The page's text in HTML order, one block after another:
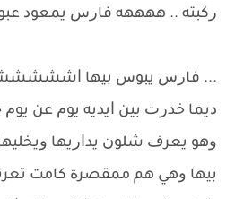
ﺭﻛﺒﺘﻪ .. ﻫﻬﻬﻬﻪ ﻓﺎﺭﺱ ﻳﻤﻌﻮﺩ
... ﻓﺎﺭﺱ ﻳﺒﻮﺱ ﺑﻴﻬﺎ
ﺩﻳﻤﺎ ﺧﺪﺭﺕ ﺑﻴﻦ ﺍﻳﺪﻳﻪ ﻳﻮﻡ ﻋﻦ
ﻭﻫﻮ ﻳﻌﺮﻑ ﺷﻠﻮﻥ ﻳﺪﺍﺭﻳﻬﺎ
ﺑﻴﻬﺎ ﻭﻫﻲ ﻫﻢ ﻣﻤﻘﺼﺮﺓ ﻛﺎﻣﺖ